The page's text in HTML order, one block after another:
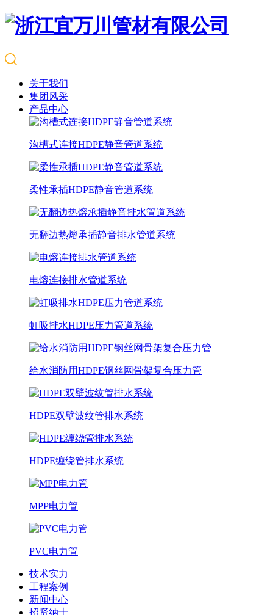
关于我们
集团风采
产品中心
沟槽式连接HDPE静音管道系统
柔性承插HDPE静音管道系统
无翻边热熔承插静音排水管道系统
电熔连接排水管道系统
虹吸排水HDPE压力管道系统
给水消防用HDPE钢丝网骨架复合压力管
HDPE双壁波纹管排水系统
HDPE缠绕管排水系统
MPP电力管
PVC电力管
技术实力
工程案例
新闻中心
招贤纳士